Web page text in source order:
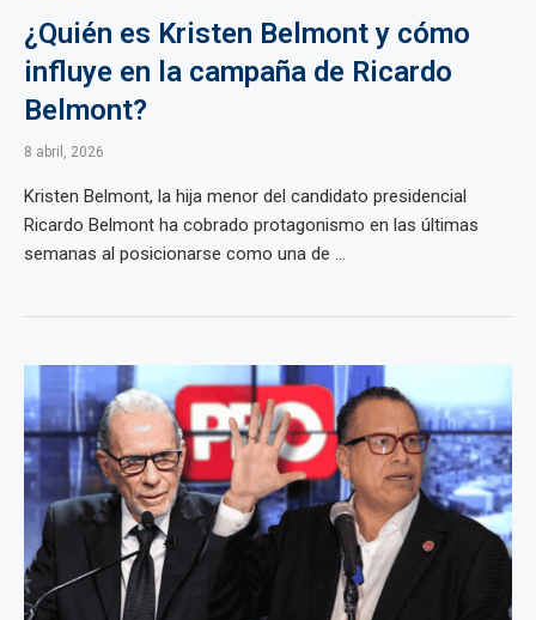
¿Quién es Kristen Belmont y cómo
influye en la campaña de Ricardo
Belmont?
8 abril, 2026
Kristen Belmont, la hija menor del candidato presidencial
Ricardo Belmont ha cobrado protagonismo en las últimas
semanas al posicionarse como una de ...